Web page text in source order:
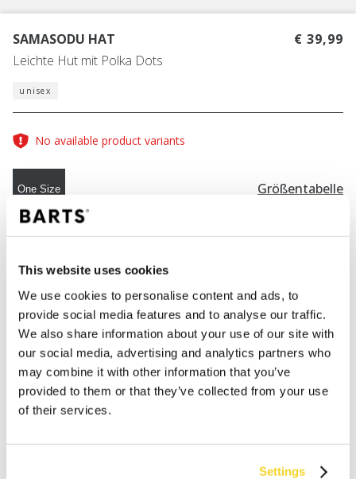
This website uses cookies
We use cookies to personalise content and ads, to
provide social media features and to analyse our traffic.
We also share information about your use of our site with
our social media, advertising and analytics partners who
may combine it with other information that you’ve
provided to them or that they’ve collected from your use
of their services.
Settings
SAMASODU HAT
Leichte Hut mit Polka Dots
€ 39,99
unisex
No available product variants
One Size Größentabelle
IN DEN WARENKORB
Bestellungen, die vor 12 Uhr MEZ (Montag bis
Freitag) bei uns eingehen, werden noch am selben
Kostenlose Lieferung für Bestellungen über 50€